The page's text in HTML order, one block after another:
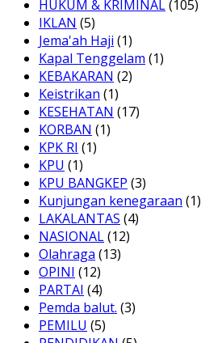
HUKUM & KRIMINAL(105)
IKLAN (5)
Jema'ah Haji (1)
Kapal Tenggelam (1)
KEBAKARAN (2)
Keistrikan (1)
KESEHATAN (17)
KORBAN (1)
KPK RI (1)
KPU (1)
KPU BANGKEP (3)
Kunjungan kenegaraan (1)
LAKALANTAS (4)
NASIONAL(12)
Olahraga (13)
OPINI (12)
PARTAI (4)
Pemda balut. (3)
PEMILU (5)